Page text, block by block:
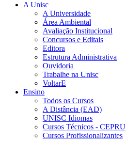
A Unisc
A Universidade
Área Ambiental
Avaliação Institucional
Concursos e Editais
Editora
Estrutura Administrativa
Ouvidoria
Trabalhe na Unisc
VoltarE
Ensino
Todos os Cursos
A Distância (EAD)
UNISC Idiomas
Cursos Técnicos - CEPRU
Cursos Profissionalizantes